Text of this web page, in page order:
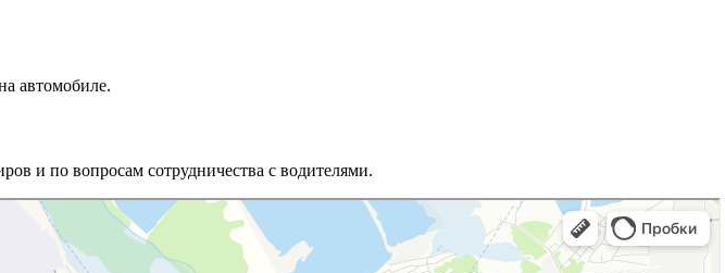
автомобиле.
и по вопросам сотрудничества с водителями.